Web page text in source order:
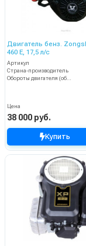
Двигатель бенз.
460 E, 17,5 л/с
Артикул
Страна-производитель
Цена
38 000 руб.
Купить